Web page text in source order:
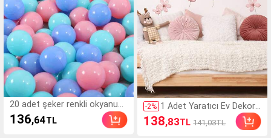
20 adet şeker renkli okyanus
topu, top havuzu oyuncakları
için uygun, yumuşak plastik t
136,64TL
-2% 1 Adet Yaratıcı Ev Dekora
syonu Duvar Çıkartmaları,
Bohem Tarzı Çiçek Dese
138,83TL 141,03TL